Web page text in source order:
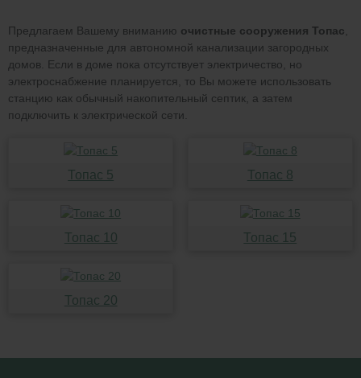
Предлагаем Вашему вниманию очистные сооружения Топас
предназначенные для автономной канализации загородных
домов. Если в доме пока отсутствует электричество, но
электроснабжение планируется, то Вы можете использовать
станцию как обычный накопительный септик, а затем
подключить к электрической сети.
Топас 5 Топас 8
Топас 10 Топас 15
Топас 20